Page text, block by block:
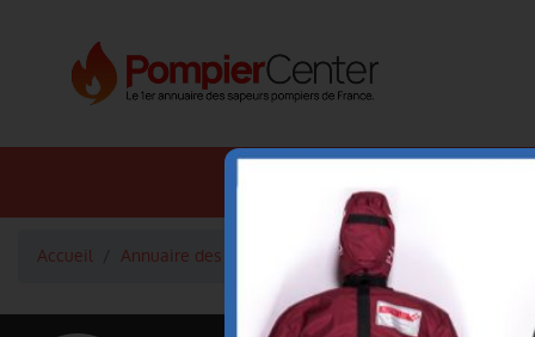
Accueil Annuaire des pompiers BLAISE ALINE